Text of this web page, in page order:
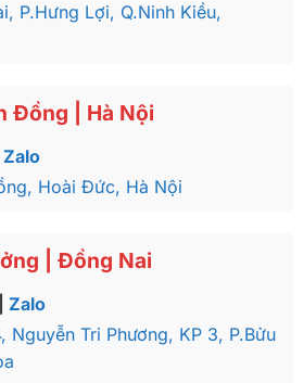
P.Hưng Lợi, Q.Ninh Kiều,
Đồng | Hà Nội
Zalo
Hoài Đức, Hà Nội
| Đồng Nai
Zalo
Nguyễn Tri Phương, KP 3, P.Bửu